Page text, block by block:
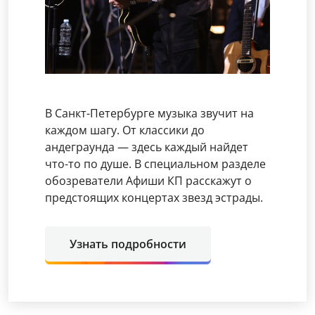
В Санкт-Петербурге музыка звучит на
каждом шагу. От классики до
андеграунда — здесь каждый найдет
что-то по душе. В специальном разделе
обозреватели Афиши КП расскажут о
предстоящих концертах звезд эстрады.
Узнать подробности